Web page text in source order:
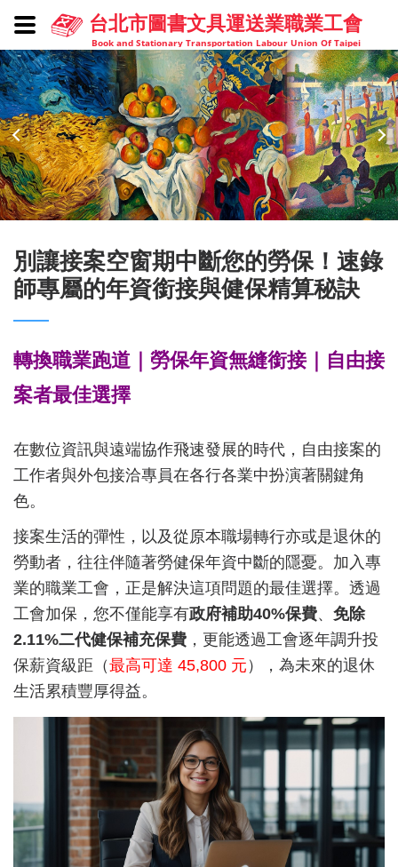
台北市圖書文具運送業職業工會
Book and Stationary Transportation Labour Union Of Taipei
別讓接案空窗期中斷您的勞保！速錄
師專屬的年資銜接與健保精算秘訣
轉換職業跑道｜勞保年資無縫銜接｜自由接
案者最佳選擇
在數位資訊與遠端協作飛速發展的時代，自由接案的
工作者與外包接洽專員在各行各業中扮演著關鍵角
色。
接案生活的彈性，以及從原本職場轉行亦或是退休的
勞動者，往往伴隨著勞健保年資中斷的隱憂。加入專
業的職業工會，正是解決這項問題的最佳選擇。透過
工會加保，您不僅能享有政府補助40%保費、 免除
2.11%二代健保補充保費 ，更能透過工會逐年調升投
保薪資級距（最高可達 45,800 元 ），為未來的退休
生活累積豐厚得益。